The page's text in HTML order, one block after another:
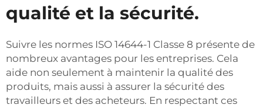
qualité et la sécurité.
Suivre les normes ISO 14644-1 Classe 8 présente de
nombreux avantages pour les entreprises. Cela
aide non seulement à maintenir la qualité des
produits, mais aussi à assurer la sécurité des
travailleurs et des acheteurs. En respectant ces